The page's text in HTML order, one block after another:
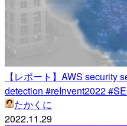
【レポート】AWS security
detection #reInvent2022
たかくに
2022.11.29